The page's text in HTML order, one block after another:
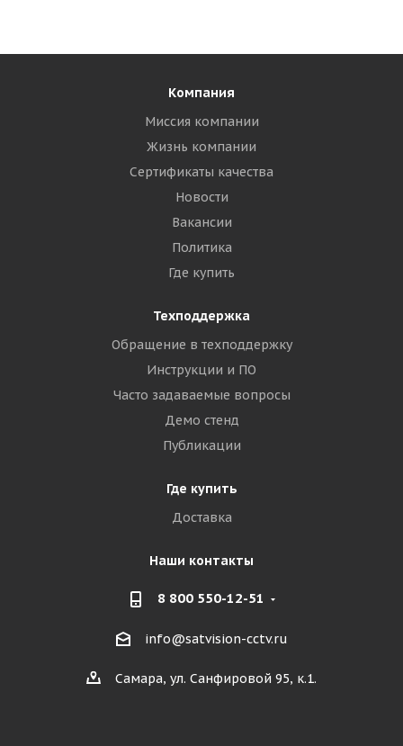
Компания
Миссия компании
Жизнь компании
Сертификаты качества
Новости
Вакансии
Политика
Где купить
Техподдержка
Обращение в техподдержку
Инструкции и ПО
Часто задаваемые вопросы
Демо стенд
Публикации
Где купить
Доставка
Наши контакты
8 800 550-12-51
info@satvision-cctv.ru
Самара, ул. Санфировой 95, к.1.